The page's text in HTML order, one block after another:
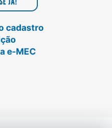
cadastro
e-MEC